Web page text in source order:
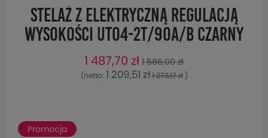
Stelaż z elektryczną regulacją
wysokości UT04-2T/90A/B Czarny
1 487,70 zł 1 566,00 zł
(netto: 1 209,51 zł1 273,17 zł)
Promocja